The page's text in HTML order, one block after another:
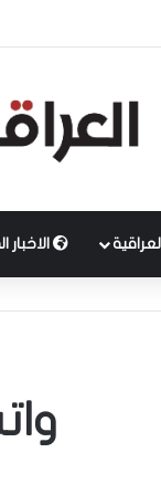
الاخبار